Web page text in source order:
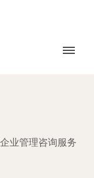
业管理咨询服务